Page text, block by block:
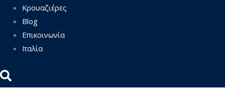
Κρουαζιέρες
Blog
Επικοινωνία
Ιταλία